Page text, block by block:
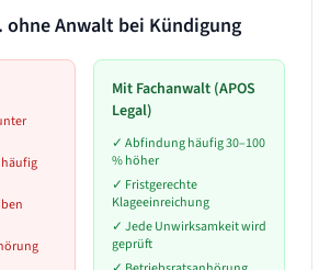
ohne Anwalt bei Kündigung
Mit Fachanwalt (APOS
Legal)
✓ Abfindung häufig 30–100
% höher
✓ Fristgerechte
Klageeinreichung
✓ Jede Unwirksamkeit wird
geprüft